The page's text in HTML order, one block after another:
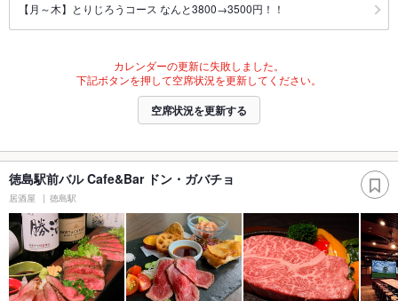
【月～木】とりじろうコース なんと3800→3500円！！
カレンダーの更新に失敗しました。
下記ボタンを押して空席状況を更新してください。
空席状況を更新する
徳島駅前バル Cafe&Bar ドン・ガバチョ
居酒屋 徳島駅